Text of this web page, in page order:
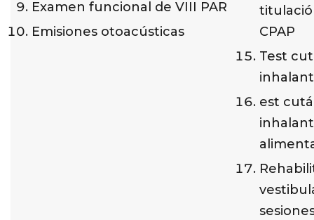
Examen funcional de VIII PAR
Emisiones otoacústicas
CPAP
Test
est